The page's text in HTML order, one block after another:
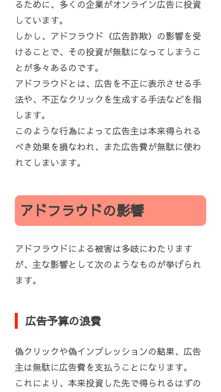
るために、多くの企業がオンライン広告に投資
しています。
しかし、アドフラウド（広告詐欺）の影響を受
けることで、その投資が無駄になってしまうこ
とが多々あるのです。
アドフラウドとは、広告を不正に表示させる手
法や、不正なクリックを生成する手法などを指
します。
このような行為によって広告主は本来得られる
べき効果を損なわれ、また広告費が無駄に使わ
れてしまいます。
アドフラウドの影響
アドフラウドによる被害は多岐にわたります
が、主な影響として次のようなものが挙げられ
ます。
広告予算の浪費
偽クリックや偽インプレッションの結果、広告
主は無駄に広告費を支払うことになります。
これにより、本来投資した先で得られるはずの